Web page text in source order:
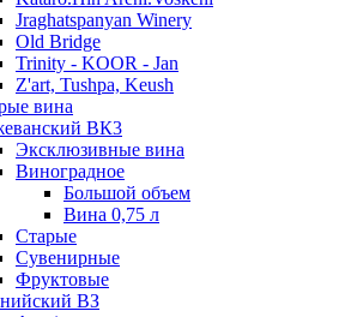
Jraghatspanyan Winery
Old Bridge
Trinity - KOOR - Jan
Z'art, Tushpa, Keush
вина
ВК3
Эксклюзивные вина
Виноградное
Большой объем
Вина 0,75 л
Старые
Сувенирные
Фруктовые
ВЗ